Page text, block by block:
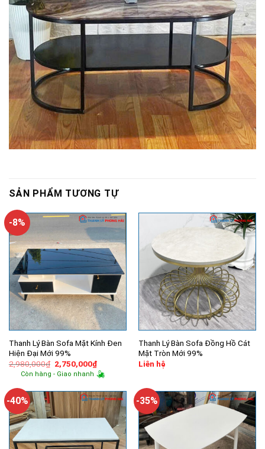
SẢN PHẨM TƯƠNG TỰ
-8%
Thanh Lý Bàn Sofa Mặt Kính Đen
Hiện Đại Mới 99%
2,980,000₫ Giá
gốc
là:
2,750,000₫Giá
hiện
tại
2,750,000₫.
Còn hàng - Giao nhanh
Thanh Lý Bàn Sofa Đồng Hồ Cát
Mặt Tròn Mới 99%
Liên hệ
-40% -35%